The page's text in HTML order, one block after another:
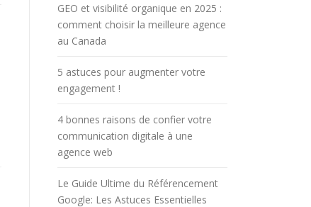
GEO et visibilité organique en 2025 :
comment choisir la meilleure agence
au Canada
5 astuces pour augmenter votre
engagement !
4 bonnes raisons de confier votre
communication digitale à une
agence web
Le Guide Ultime du Référencement
Google: Les Astuces Essentielles